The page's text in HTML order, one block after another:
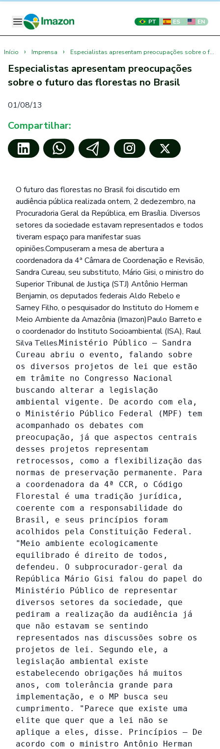
PT ES EN
Início › Imprensa › Especialistas apresentam preocupações sobre o futuro das florestas no Brasil
Especialistas apresentam preocupações
sobre o futuro das florestas no Brasil
01/08/13
Compartilhar:
O futuro das florestas no Brasil foi discutido em
audiência pública realizada ontem, 2 dedezembro, na
Procuradoria Geral da República, em Brasília. Diversos
setores da sociedade estavam representados e todos
tiveram espaço para manifestar suas
opiniões.Compuseram a mesa de abertura a
coordenadora da 4ª Câmara de Coordenação e Revisão,
Sandra Cureau, seu substituto, Mário Gisi, o ministro do
Superior Tribunal de Justiça (STJ) Antônio Herman
Benjamin, os deputados federais Aldo Rebelo e
Sarney Filho, o pesquisador do Instituto do Homem e
Meio Ambiente da Amazônia (Imazon)Paulo Barreto e
o coordenador do Instituto Socioambiental (ISA), Raul
Silva Telles.Ministério Público – Sandra
Cureau abriu o evento, falando sobre
os diversos projetos de lei que estão
em trâmite no Congresso Nacional
buscando alterar a legislação
ambiental vigente. De acordo com ela,
o Ministério Público Federal (MPF) tem
acompanhado os debates com
preocupação, já que aspectos centrais
desses projetos representam
retrocessos, como a flexibilização das
normas de preservação permanente. Para
a coordenadora da 4ª CCR, o Código
Florestal é uma tradição jurídica,
coerente com a responsabilidade do
Brasil, e seus princípios foram
acolhidos pela Constituição Federal.
"Meio ambiente ecologicamente
equilibrado é direito de todos,
defendeu. O subprocurador-geral da
República Mário Gisi falou do papel do
Ministério Público de representar
diversos setores da sociedade, que
pediram a realização da audiência já
que não estavam se sentindo
representados nas discussões sobre os
projetos de lei. Segundo ele, a
legislação ambiental existe
estabelecendo obrigações há muitos
anos, com tolerância grande para
implementação, e o MP busca seu
cumprimento. "Parece que existe uma
elite que quer que a lei não se
aplique a eles, disse. Princípios – De
acordo com o ministro Antônio Herman